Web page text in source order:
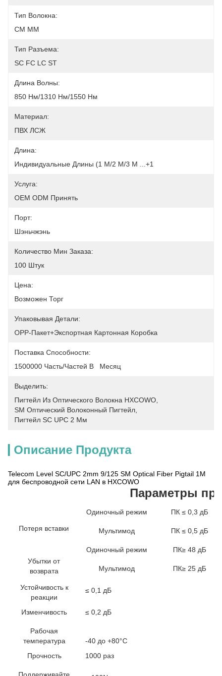
Тип Волокна:
СМ ММ
Тип Разъема:
SC FC LC ST
Длина Волны:
850 Нм/1310 Нм/1550 Нм
Материал:
ПВХ ЛСЖ
Длина:
Индивидуальные Длины (1 М/2 М/3 М ...+1
Услуга:
OEM ODM Принять
Порт:
Шэньчжэнь
Количество Мин Заказа:
100 Штук
Цена:
Возможен Торг
Упаковывая Детали:
OPP-Пакет+экспортная Картонная Коробка
Поставка Способности:
1500000 Часть/частей В   Месяц
Выделить:
Пигтейл Из Оптического Волокна HXCOWO
SM Оптический Волоконный Пигтейл
Пигтейл SC UPC 2 Мм
Описание Продукта
Telecom Level SC/UPC 2mm 9/125 SM Optical Fiber Pigtail 1M
для беспроводной сети LAN в HXCOWO
Параметры
Потеря вставки
Одиночный режим ПК ≤ 0,3 дБ
Мультимод ПК ≤ 0,5 дБ
Убытки от
возврата
Одиночный режим ПК≥ 48 дБ
Мультимод ПК≥ 25 дБ
Устойчивость к
реакции
≤ 0,1 дБ
Изменчивость ≤ 0,2 дБ
Рабочая
температура
-40 до +80°С
Прочность
1000 раз